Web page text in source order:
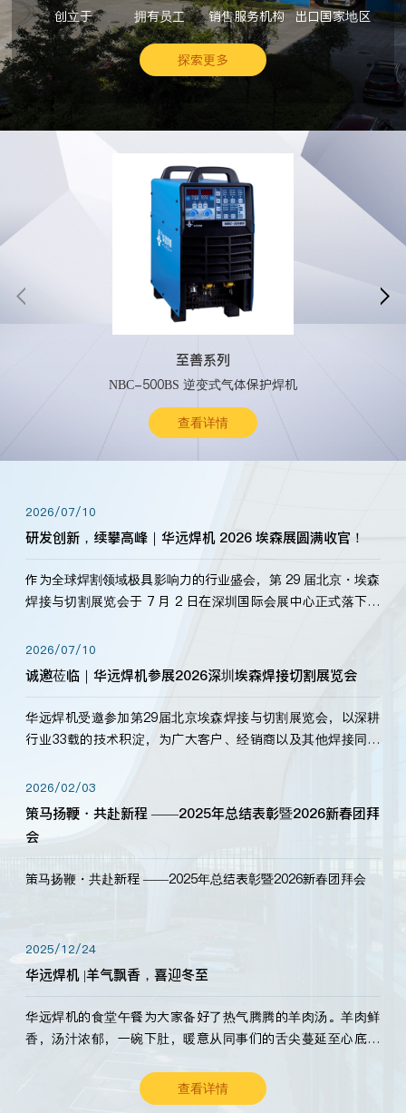
创立于 拥有员工 销售服务机构 出口国家地区
探索更多
至善系列
NBC-500BS 逆变式气体保护焊机
查看详情
 
2026/07/10
研发创新，续攀高峰｜华远焊机 2026 埃森展圆满收官！
作为全球焊割领域极具影响力的行业盛会，第 29 届北京・埃森
焊接与切割展览会于 7 月 2 日在深圳国际会展中心正式落下帷
标准，持之以恒研发新产品、新技术。新老客户、行业伙伴、
海内外客户为目睹公司发布的新产…
2026/07/10
诚邀莅临｜华远焊机参展2026深圳埃森焊接切割展览会
华远焊机受邀参加第29届北京埃森焊接与切割展览会，以深耕
行业33载的技术积淀，为广大客户、经销商以及其他焊接同仁
2026/02/03
策马扬鞭・共赴新程 ——2025年总结表彰暨2026新春团拜
会
策马扬鞭・共赴新程 ——2025年总结表彰暨2026新春团拜会
2025/12/24
华远焊机 |羊气飘香，喜迎冬至
华远焊机的食堂午餐为大家备好了热气腾腾的羊肉汤。羊肉鲜
香，汤汁浓郁，一碗下肚，暖意从同事们的舌尖蔓延至心底。
查看详情